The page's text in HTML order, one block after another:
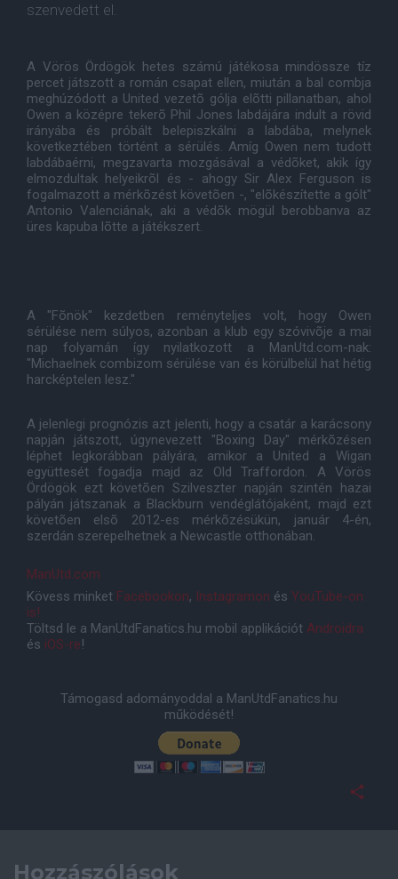
szenvedett el.
A Vörös Ördögök hetes számú játékosa mindössze tíz
percet játszott a román csapat ellen, miután a bal combja
meghúzódott a United vezetõ gólja elõtti pillanatban, ahol
Owen a középre tekerõ Phil Jones labdájára indult a rövid
irányába és próbált belepiszkálni a labdába, melynek
következtében történt a sérülés. Amíg Owen nem tudott
labdábaérni, megzavarta mozgásával a védõket, akik így
elmozdultak helyeikrõl és - ahogy Sir Alex Ferguson is
fogalmazott a mérkõzést követõen -, "elõkészítette a gólt"
Antonio Valenciának, aki a védõk mögül berobbanva az
üres kapuba lõtte a játékszert.
A "Fõnök" kezdetben reményteljes volt, hogy Owen
sérülése nem súlyos, azonban a klub egy szóvivõje a mai
nap folyamán így nyilatkozott a ManUtd.com-nak:
"Michaelnek combizom sérülése van és körülbelül hat hétig
harcképtelen lesz."
A jelenlegi prognózis azt jelenti, hogy a csatár a karácsony
napján játszott, úgynevezett "Boxing Day" mérkõzésen
léphet legkorábban pályára, amikor a United a Wigan
együttesét fogadja majd az Old Traffordon. A Vörös
Ördögök ezt követõen Szilveszter napján szintén hazai
pályán játszanak a Blackburn vendéglátójaként, majd ezt
követõen elsõ 2012-es mérkõzésükün, január 4-én,
szerdán szerepelhetnek a Newcastle otthonában.
ManUtd.com
Kövess minket Facebookon, Instagramon és YouTube-on
is!
Töltsd le a ManUtdFanatics.hu mobil applikációt Androidra
és iOS-re!
Támogasd adományoddal a ManUtdFanatics.hu
működését!
Hozzászólások